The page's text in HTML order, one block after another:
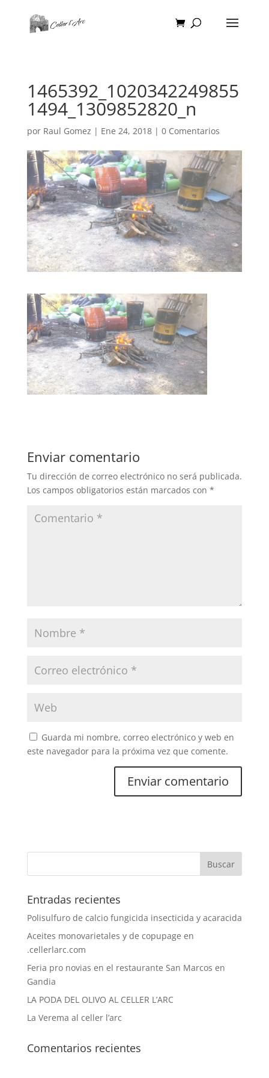
1465392_1020342249855
1494_1309852820_n
por Raul Gomez | Ene 24, 2018| 0 Comentarios
Enviar comentario
Tu dirección de correo electrónico no será publicada.
Los campos obligatorios están marcados con *
Guarda mi nombre, correo electrónico y web en
este navegador para la próxima vez que comente.
Entradas recientes
Polisulfuro de calcio fungicida insecticida y acaracida
Aceites monovarietales y de copupage en
.cellerlarc.com
Feria pro novias en el restaurante San Marcos en
Gandia
LA PODA DEL OLIVO AL CELLER L’ARC
La Verema al celler l’arc
Comentarios recientes